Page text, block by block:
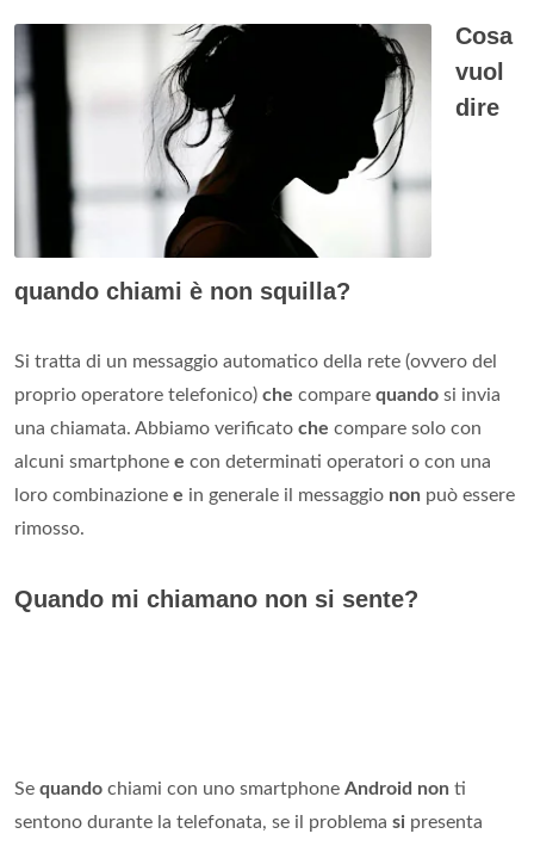
Cosa
vuol
dire
quando chiami è non squilla?
Si tratta di un messaggio automatico della rete (ovvero del
proprio operatore telefonico) che compare quando si invia
una chiamata. Abbiamo verificato che compare solo con
alcuni smartphone e con determinati operatori o con una
loro combinazione e in generale il messaggio non può essere
rimosso.
Quando mi chiamano non si sente?
Se quando chiami con uno smartphone Android non ti
sentono durante la telefonata, se il problema si presenta